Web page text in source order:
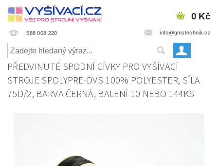
588 008 220 info@gmstechnik.cz
0 Kč
PŘEDVINUTÉ SPODNÍ CÍVKY PRO VYŠÍVACÍ
STROJE SPOLYPRE-DVS 100% POLYESTER, SÍLA
75D/2, BARVA ČERNÁ, BALENÍ 10 NEBO 144KS